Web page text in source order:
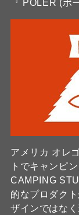
『 POLER (ポ
アメリカ オレ
トでキャンピ
CAMPING
的なプロダク
ザインではな